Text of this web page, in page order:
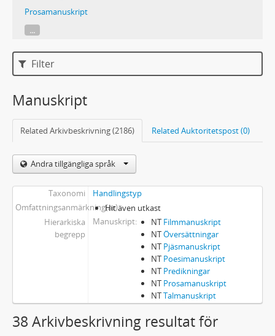
Prosamanuskript
...
Filter
Manuskript
Related Arkivbeskrivning (2186) Related Auktoritetspost (0)
Andra tillgängliga språk
Taxonomi
Handlingstyp
Omfattningsanmärkning(ar)Hit även utkast
Hierarkiska
begrepp
Manuskript NT Filmmanuskript
NTÖversättningar
NT Pjäsmanuskript
NT Poesimanuskript
NT Predikningar
NT Prosamanuskript
NTTalmanuskript
38 Arkivbeskrivning resultat för